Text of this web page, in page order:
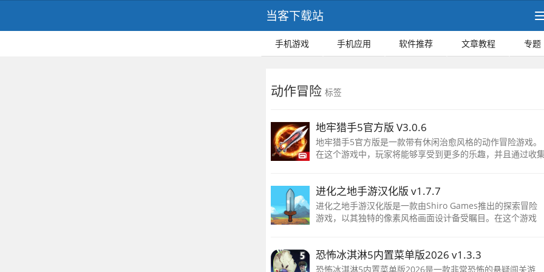
当客下载站
手机游戏 手机应用 软件推荐 文章教程 专题
动作冒险 标签
地牢猎手5官方版 V3.0.6
地牢猎手5官方版是一款带有休闲治愈风格的动作冒险游戏。
在这个游戏中，玩家将能够享受到更多的乐趣，并且通过收
进化之地手游汉化版 v1.7.7
进化之地手游汉化版是一款由Shiro Games推出的探索冒险
游戏，以其独特的像素风格画面设计备受瞩目。在这个游戏
恐怖冰淇淋5内置菜单版2026 v1.3.3
恐怖冰淇淋5内置菜单版2026是一款非常恐怖的悬疑闯关游